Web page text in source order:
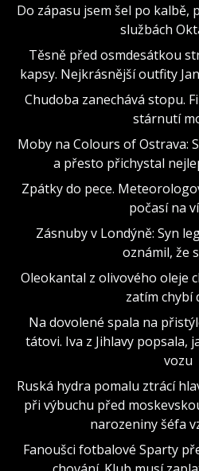
Do zápasu jsem šel po kalbě,
službách
Těsně před osmdesátkou
kapsy. Nejkrásnější outfity
Chudoba zanechává stopu.
stárnutí
Moby na Colours of Ostrava:
a přesto přichystal
Zpátky do pece.
počasí na
Zásnuby v Londýně: Syn
oznámil, že
Oleokantal z olivového oleje
zatím chybí
Na dovolené spala na
tátovi. Iva z Jihlavy popsala,
vozu
Ruská hydra pomalu ztrácí
při výbuchu před
narozeniny šéfa
Fanoušci fotbalové Sparty